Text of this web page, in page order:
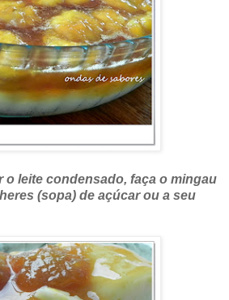
o leite condensado, faça o mingau
(sopa) de açúcar ou a seu